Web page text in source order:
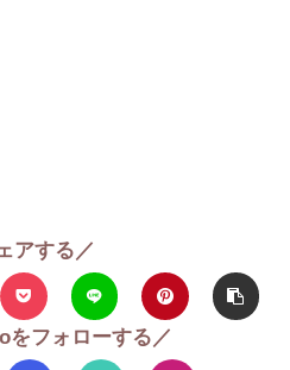
アする／
をフォローする／